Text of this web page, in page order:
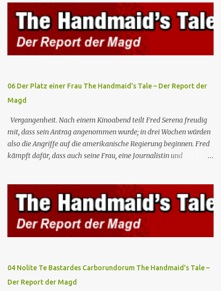
Botschafterin Castillo konfrontiert Serena mit ihrem Buch „Der
Platz einer Frau”, das als Manifest von Gilead gilt und einen
„häuslichen Feminismus” für eine Gesellschaft postuliert, deren
oberstes Gut die Fortpflanzung ist. June und andere Mägde werden
zum Staatsbankett mit der mexikanischen Regierung eingeladen,
06 Der Platz einer Frau The Handmaid’s Tale – Der Report der
Magd
Vergangenheit. Nach einem Kinoabend teilt Fred Serena freudig
mit, dass sein Antrag angenommen wurde; in drei Wochen würden
also die Angriffe auf die amerikanische Regierung beginnen. Fred
kämpft dafür, dass auch seine Frau, eine Journalistin und
Teilnahme von Frauen weiterhin entschieden ab. Gegenwart. Die
Waterfords beherbergen eine Delegation aus Mexiko, um ein für
Gilead lebenswichtiges Handelsabkommen zu unterzeichnen.
Botschafterin Castillo konfrontiert Serena mit ihrem Buch „Der
Platz einer Frau”, das als Manifest von Gilead gilt und einen
oberstes Gut die Fortpflanzung ist. June und andere Mägde werden
wo Serena stolz die „Kinder von Gilead” vorstellt. June nutzt die
04 Nolite Te Bastardes Carborundorum The Handmaid’s Tale –
Der Report der Magd